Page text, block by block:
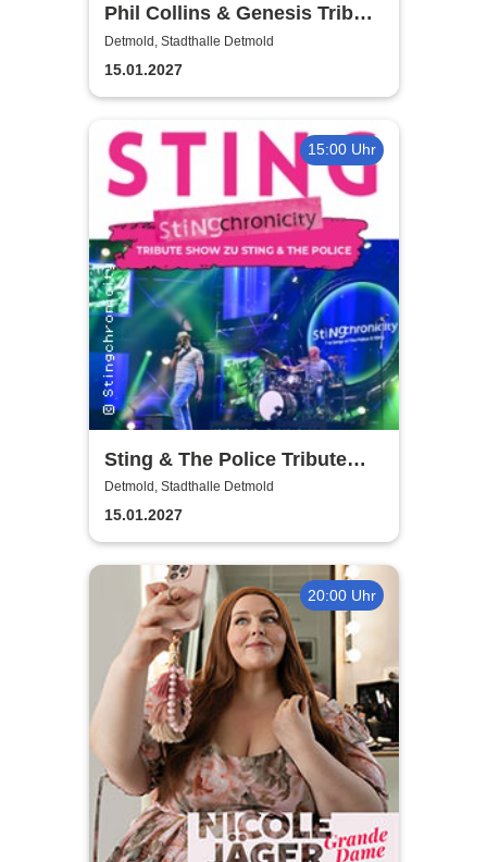
Phil Collins & Genesis Tribute
Show - Feel Collins
Detmold, Stadthalle Detmold
15.01.2027
15:00 Uhr
Sting & The Police Tribute
Show - Stingchronicity
Detmold, Stadthalle Detmold
15.01.2027
20:00 Uhr